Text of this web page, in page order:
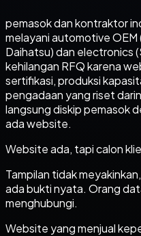
pemasok dan kontraktor
melayani automotive
Daihatsu) dan electronics
kehilangan RFQ karena
sertifikasi, produksi
pengadaan yang riset
langsung diskip pemasok
ada website.
Website ada, tapi calon
Tampilan tidak
ada bukti nyata. Orang
menghubungi.
Website yang menjual